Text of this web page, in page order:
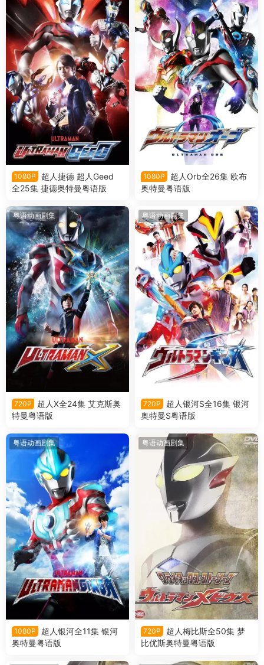
1080P
超人捷德 超人Geed
全25集 捷德奥特曼粤语版
1080P
超人Orb全26集 欧布
奥特曼粤语版
粤语动画剧集
720P
超人X全24集 艾克斯奥
特曼粤语版
粤语动画剧集
720P
超人银河S全16集 银河
奥特曼S粤语版
粤语动画剧集
1080P
超人银河全11集 银河
奥特曼粤语版
粤语动画剧集
720P
超人梅比斯全50集 梦
比优斯奥特曼粤语版